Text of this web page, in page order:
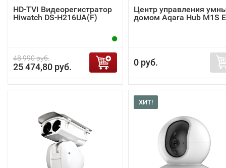
HD-TVI Видеорегистратор
Hiwatch DS-H216UA(F)
48 990 руб.
25 474,80 руб.
Центр управления
домом Aqara Hub M1S
0 руб.
ХИТ!